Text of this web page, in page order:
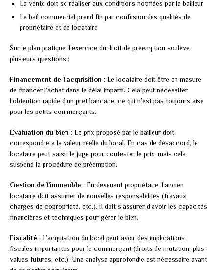
La vente doit se réaliser aux conditions notifiées par le bailleur
Le bail commercial prend fin par confusion des qualités de
propriétaire et de locataire
Sur le plan pratique, l’exercice du droit de préemption soulève
plusieurs questions :
Financement de l’acquisition : Le locataire doit être en mesure
de financer l’achat dans le délai imparti. Cela peut nécessiter
l’obtention rapide d’un prêt bancaire, ce qui n’est pas toujours aisé
pour les petits commerçants.
Évaluation du bien : Le prix proposé par le bailleur doit
correspondre à la valeur réelle du local. En cas de désaccord, le
locataire peut saisir le juge pour contester le prix, mais cela
suspend la procédure de préemption.
Gestion de l’immeuble : En devenant propriétaire, l’ancien
locataire doit assumer de nouvelles responsabilités (travaux,
charges de copropriété, etc.). Il doit s’assurer d’avoir les capacités
financières et techniques pour gérer le bien.
Fiscalité : L’acquisition du local peut avoir des implications
fiscales importantes pour le commerçant (droits de mutation, plus-
values futures, etc.). Une analyse approfondie est nécessaire avant